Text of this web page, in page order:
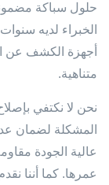
حلول سباكة
الخبراء لديه
أجهزة الكشف عن
متناهية.
نحن لا نكتفي
المشكلة لضمان
عالية الجودة
عمرها. كما أننا